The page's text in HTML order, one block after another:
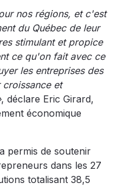
nos régions, et c'est
du Québec de leur
stimulant et propice
ce qu'on fait avec ce
les entreprises des
croissance et
, déclare Eric Girard,
économique
permis de soutenir
dans les 27
totalisant 38,5